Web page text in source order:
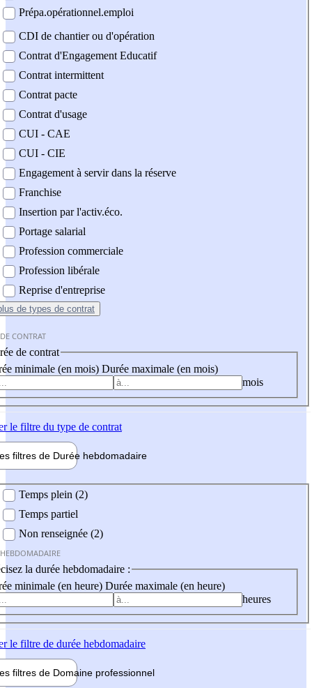
Prépa.opérationnel.emploi
CDI de chantier ou d'opération
Contrat d'Engagement Educatif
Contrat intermittent
Contrat pacte
Contrat d'usage
CUI - CAE
CUI - CIE
Engagement à servir dans la réserve
Franchise
Insertion par l'activ.éco.
Portage salarial
Profession commerciale
Profession libérale
Reprise d'entreprise
de types de contrat
CONTRAT
de contrat
minimale (en mois) Durée maximale (en mois)
mois
le filtre du type de contrat
filtres de Durée hebdomadaire
Temps plein (2)
Temps partiel
Non renseignée (2)
la durée hebdomadaire :
minimale (en heure) Durée maximale (en heure)
heures
le filtre de durée hebdomadaire
filtres de Domaine professionnel